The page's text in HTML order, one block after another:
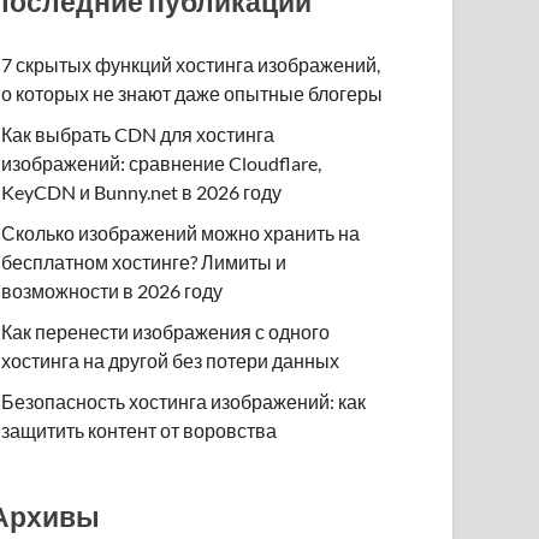
7 скрытых функций хостинга изображений,
о которых не знают даже опытные блогеры
Как выбрать CDN для хостинга
изображений: сравнение Cloudflare,
KeyCDN и Bunny.net в 2026 году
Сколько изображений можно хранить на
бесплатном хостинге? Лимиты и
возможности в 2026 году
Как перенести изображения с одного
хостинга на другой без потери данных
Безопасность хостинга изображений: как
защитить контент от воровства